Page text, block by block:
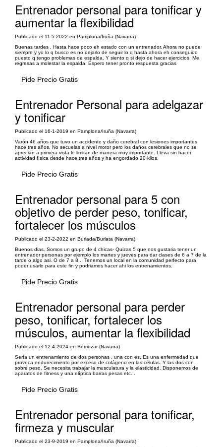
Entrenador personal para tonificar y
aumentar la flexibilidad
Publicado el 11-5-2022 en Pamplona/Iruña (Navarra)
Buenas tardes . Hasta hace poco eh estado con un entrenador. Ahora no puede
siempre y yo lo q busco es no dejarlo de seguir lo q hasta ahora eh conseguido
puesto q tengo problemas de espalda. Y siento q si dejo de hacer ejercicios. Me
regresas a molestar la espalda. Espero tener pronto respuesta gracias
Pide Precio Gratis
Entrenador Personal para adelgazar
y tonificar
Publicado el 16-1-2019 en Pamplona/Iruña (Navarra)
Varón 46 años que tuvo un accidente y daño cerebral con lesiones importantes
hace tres años. No secuelas a nivel motor pero los daños cerebrales que no se
aprecian a primera vista le limitan de manera muy importante. Lleva sin hacer
actividad física desde hace tres años y ha engordado 20 kilos.
Pide Precio Gratis
Entrenador personal para 5 con
objetivo de perder peso, tonificar,
fortalecer los músculos
Publicado el 23-2-2022 en Burlada/Burlata (Navarra)
Buenos dias. Somos un grupo de 4 chicas- Quizas 5 que nos gustaria tener un
entrenador personas por ejemplo los martes y jueves para dar clases de 6 a 7 de la
tarde o algo asi. O de 7 a 8... Tenemos un local en la comunidad perfecto para
poder usarlo para este fin y podriamos hacer ahi los entrenamientos.
Pide Precio Gratis
Entrenador personal para perder
peso, tonificar, fortalecer los
músculos, aumentar la flexibilidad
Publicado el 12-4-2024 en Berriozar (Navarra)
Sería un entrenamiento de dos personas , una con es. Es una enfermedad que
provoca endurecimiento por exceso de colágeno en las células. Y las dos con
sobré peso. Se necesita trabajar la musculatura y la elasticidad. Disponemos de
aparatos de fitness y una elíptica barras pesas etc. .
Pide Precio Gratis
Entrenador personal para tonificar,
firmeza y muscular
Publicado el 23-9-2019 en Pamplona/Iruña (Navarra)